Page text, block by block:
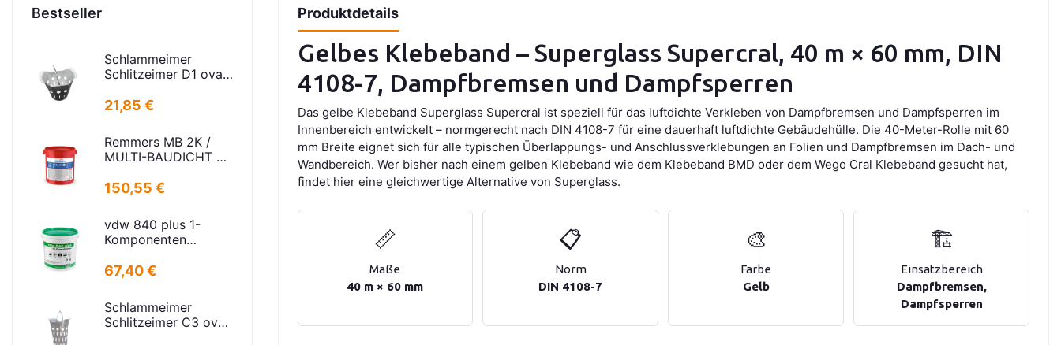
Bestseller
Schlammeimer
Schlitzeimer D1 oval
Stahl verz.f
Strassenabl.
H=325mm
D=395mm
21,85 €
Remmers MB 2K /
MULTI-BAUDICHT 2K
150,55 €
vdw 840 plus 1-
Komponenten
steingrau 25kg
67,40 €
Schlammeimer
Schlitzeimer C3 oval
Produktdetails
Gelbes Klebeband – Superglass Supercral, 40 m × 60 mm, DIN
4108-7, Dampfbremsen und Dampfsperren
Das gelbe Klebeband Superglass Supercral ist speziell für das luftdichte Verkleben von Dampfbremsen und Dampfsperren im
Innenbereich entwickelt – normgerecht nach DIN 4108-7 für eine dauerhaft luftdichte Gebäudehülle. Die 40-Meter-Rolle mit 60
mm Breite eignet sich für alle typischen Überlappungs- und Anschlussverklebungen an Folien und Dampfbremsen im Dach- und
Wandbereich. Wer bisher nach einem gelben Klebeband wie dem Klebeband BMD oder dem Wego Cral Klebeband gesucht hat,
findet hier eine gleichwertige Alternative von Superglass.
📏
Maße
40 m × 60 mm
📋
Norm
DIN 4108-7
🎨
Farbe
Gelb
🏗️
Einsatzbereich
Dampfbremsen,
Dampfsperren